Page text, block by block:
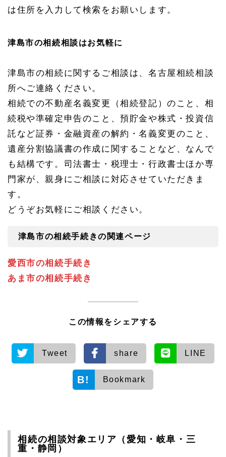
は住所を入力して検索をお願いします。
津島市の相続相談はお気軽に
津島市の相続に関するご相談は、名古屋相続相談
所へご連絡ください。
相続での不動産名義変更（相続登記）のこと、相
続税や準確定申告のこと、預貯金や株式・投資信
託など証券・金融資産の解約・名義変更のこと、
遺産分割協議書の作成に関することなど、なんで
も結構です。司法書士・税理士・行政書士ほか専
門家が、親身にご相談に対応させていただきま
す。
どうぞお気軽にご相談ください。
津島市の相続手続きの関連ページ
愛西市の相続手続き
あま市の相続手続き
この情報をシェアする
Tweet share LINE
Bookmark
相続の相談対象エリア（愛知・岐阜・三
重・静岡）